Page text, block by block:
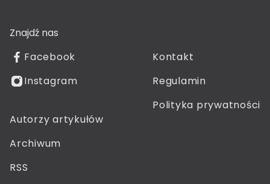
Znajdź nas
Facebook
Instagram
Kontakt
Regulamin
Polityka prywatności
Autorzy artykułów
Archiwum
RSS